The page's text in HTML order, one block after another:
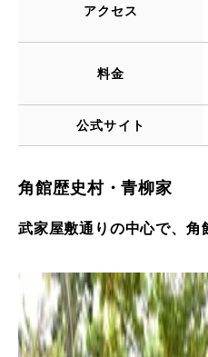
アクセス
料金
公式サイト
角館歴史村・青柳家
武家屋敷通りの中心で、角